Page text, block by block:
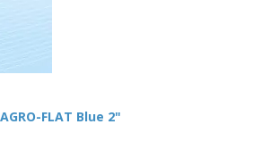
FLAT Blue 2"